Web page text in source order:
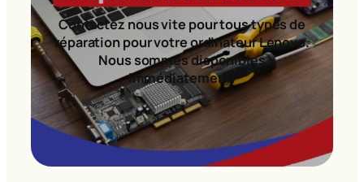
Contactez nous vite pour tous types de
réparation pour votre ordinateur Lenovo.
Nous sommes disponibles
immédiatement!